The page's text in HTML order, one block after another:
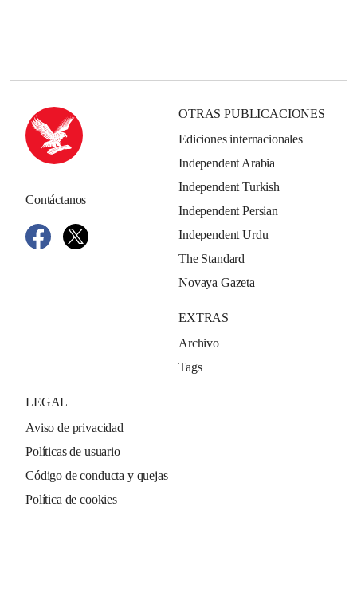
Contáctanos
OTRAS PUBLICACIONES
Ediciones internacionales
Independent Arabia
Independent Turkish
Independent Persian
Independent Urdu
The Standard
Novaya Gazeta
EXTRAS
Archivo
Tags
LEGAL
Aviso de privacidad
Políticas de usuario
Código de conducta y quejas
Política de cookies